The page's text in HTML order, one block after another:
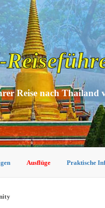
Reise nach Thailand
Ausflüge Praktische